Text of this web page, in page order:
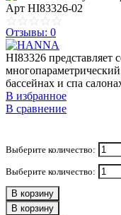
Арт HI83326-02
Отзывы: 0
HI83326 представляет
бассейнах и спа
В избранное
В сравнение
Выберите количество:
Выберите количество:
В корзину
В корзину